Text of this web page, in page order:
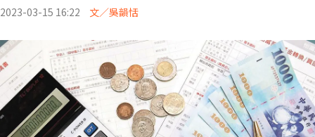
2023-03-15 16:22 文／吳韻恬